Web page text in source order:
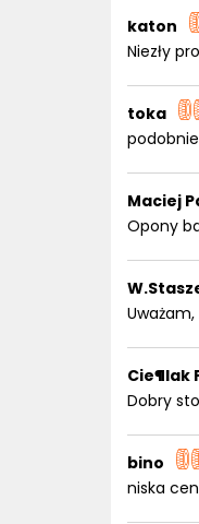
katon
Niezły
toka
Maciej
Opony
Cie¶lak
Dobry
bino
niska